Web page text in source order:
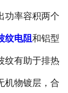
风采
我们
功率容积两个
纹电阻和铝型
纹有助于排热
机物镀层，合